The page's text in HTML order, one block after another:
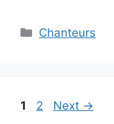
Categories
Chanteurs
Page
1 Page
2 Next →